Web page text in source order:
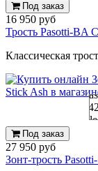
Под заказ
16 950 руб
Трость Pasotti-BA
Классическая
Под заказ
27 950 руб
Зонт-трость